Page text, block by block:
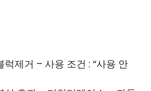
제거 – 사용 조건 : “사용 안